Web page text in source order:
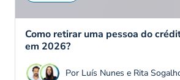
Como retirar uma pessoa do
em 2026?
Por Luís Nunes e Rita